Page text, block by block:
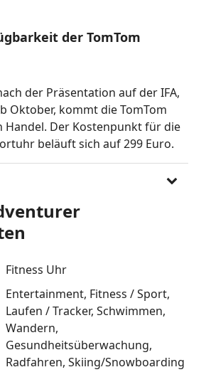
der TomTom
der Präsentation auf der IFA,
Oktober, kommt die TomTom
Handel. Der Kostenpunkt für die
beläuft sich auf 299 Euro.
Fitness Uhr
Entertainment Fitness / Sport
Laufen / Tracker Schwimmen
Wandern
Gesundheitsüberwachung
Radfahren Skiing/Snowboarding